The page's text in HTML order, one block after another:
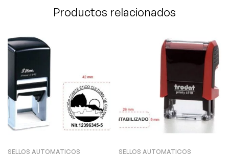
Productos relacionados
SELLOS AUTOMATICOS SELLOS AUTOMATICOS